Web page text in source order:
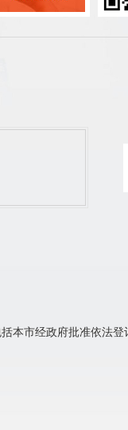
本市经政府批准依法